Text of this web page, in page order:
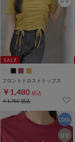
フロントドロストトップス
￥1,480 税込
￥1,780税込